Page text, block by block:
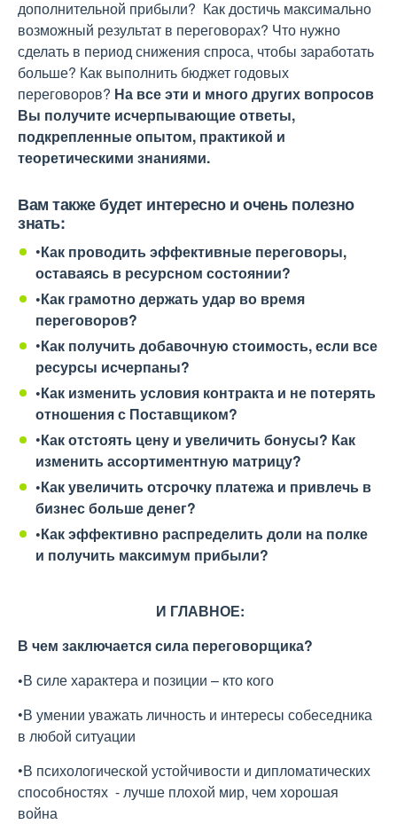
дополнительной прибыли? Как достичь максимально
возможный результат в переговорах? Что нужно
сделать в период снижения спроса, чтобы заработать
больше? Как выполнить бюджет годовых
переговоров? На все эти и много других вопросов
Вы получите исчерпывающие ответы,
подкрепленные опытом, практикой и
теоретическими знаниями.
Вам также будет интересно и очень полезно
знать:
•Как проводить эффективные переговоры,
оставаясь в ресурсном состоянии?
•Как грамотно держать удар во время
переговоров?
•Как получить добавочную стоимость, если все
ресурсы исчерпаны?
•Как изменить условия контракта и не потерять
отношения с Поставщиком?
•Как отстоять цену и увеличить бонусы? Как
изменить ассортиментную матрицу?
•Как увеличить отсрочку платежа и привлечь в
бизнес больше денег?
•Как эффективно распределить доли на полке
и получить максимум прибыли?
И ГЛАВНОЕ:
В чем заключается сила переговорщика?
•В силе характера и позиции – кто кого
•В умении уважать личность и интересы собеседника
в любой ситуации
•В психологической устойчивости и дипломатических
способностях - лучше плохой мир, чем хорошая
война